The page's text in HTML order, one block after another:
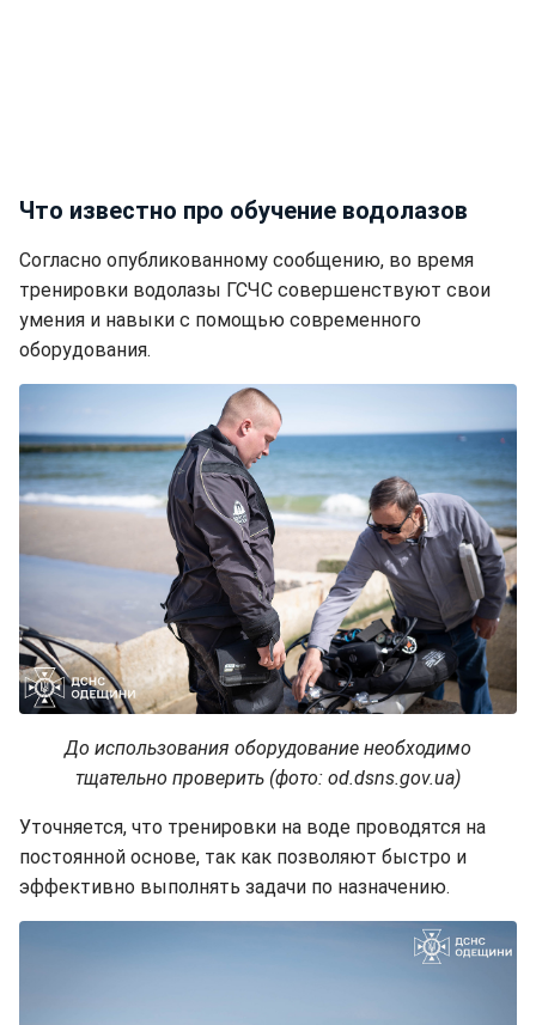
Что известно про обучение водолазов
Согласно опубликованному сообщению, во время
тренировки водолазы ГСЧС совершенствуют свои
умения и навыки с помощью современного
оборудования.
До использования оборудование необходимо
тщательно проверить (фото: od.dsns.gov.ua)
Уточняется, что тренировки на воде проводятся на
постоянной основе, так как позволяют быстро и
эффективно выполнять задачи по назначению.